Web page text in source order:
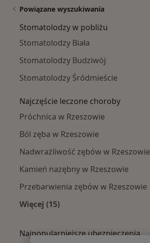
Powiązane wyszukiwania
Stomatolodzy w pobliżu
Stomatolodzy Biała
Stomatolodzy Budziwój
Stomatolodzy Śródmieście
Najczęście leczone choroby
Próchnica w Rzeszowie
Ból zęba w Rzeszowie
Nadwrażliwość zębów w Rzeszowie
Kamień nazębny w Rzeszowie
Przebarwienia zębów w Rzeszowie
Więcej (15)
Najpopularniejsze ubezpieczenia